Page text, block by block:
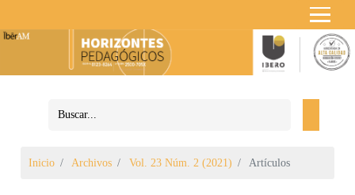
Inicio Archivos Vol. 23 Núm. 2 (2021) Artículos